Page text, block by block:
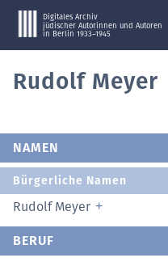
Digitales Archiv
jüdischer Autorinnen und Autoren
in Berlin 1933–1945
Rudolf Meyer
NAMEN
Bürgerliche Namen
Rudolf Meyer
BERUF